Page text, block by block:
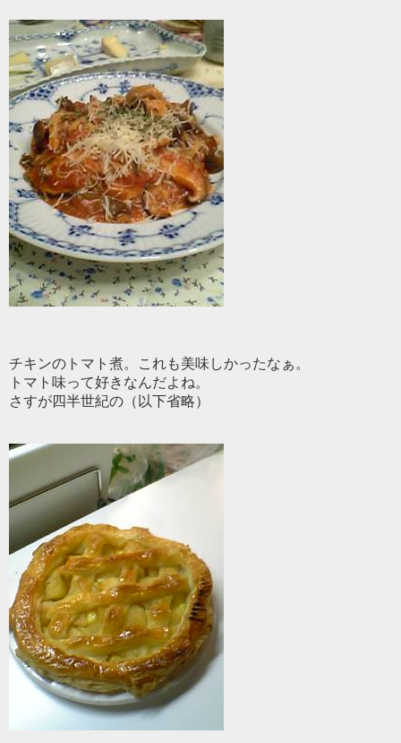
チキンのトマト煮。これも美味しかったなぁ。
トマト味って好きなんだよね。
さすが四半世紀の（以下省略）